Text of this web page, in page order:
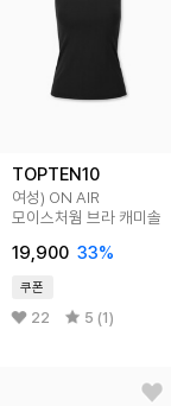
TOPTEN10
여성) ON AIR
모이스처웜 브라 캐미솔
19,900 33%
쿠폰
22 5 (1)